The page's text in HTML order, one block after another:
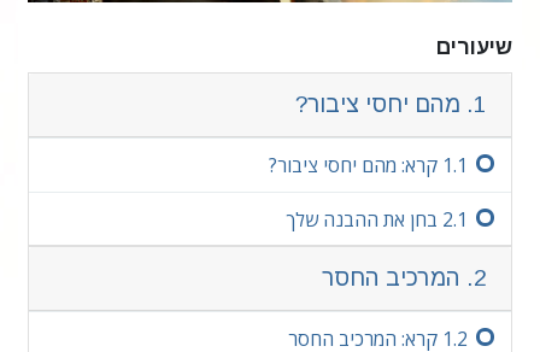
והנהלים שמרכיבים את הנושא הזה הם
ערך עצום עבורך כדי להשיג את שאיפותיך האישיות או
את השאיפות של הארגון, הפרוייקט או הפעילות שלך.
הערה חשובה
בעת לימוד הקורס הזה, ודא היטב שלעולם אינך חולף
על פני מילה שאינך מבין במלואה. הסיבה היחידה לכך
שאדם מוותר על למידה או נעשה מבולבל או לא מסוגל
ללמוד היא משום שהוא חלף על פני מילה שהוא לא
שיעורים
1. מהם יחסי ציבור?
1.‏1 קרא: מהם יחסי ציבור?
1.‏2 בחן את ההבנה שלך
2. המרכיב החסר
2.‏1 קרא: המרכיב החסר